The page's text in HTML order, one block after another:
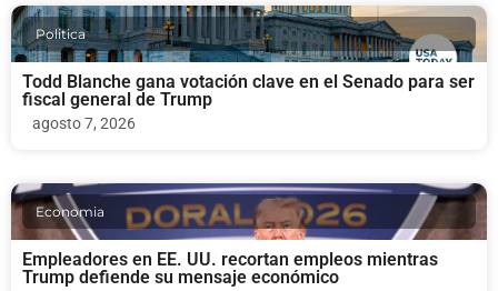
Politica
Todd Blanche gana votación clave en el Senado para ser
fiscal general de Trump
agosto 7, 2026
Economia
Empleadores en EE. UU. recortan empleos mientras
Trump defiende su mensaje económico